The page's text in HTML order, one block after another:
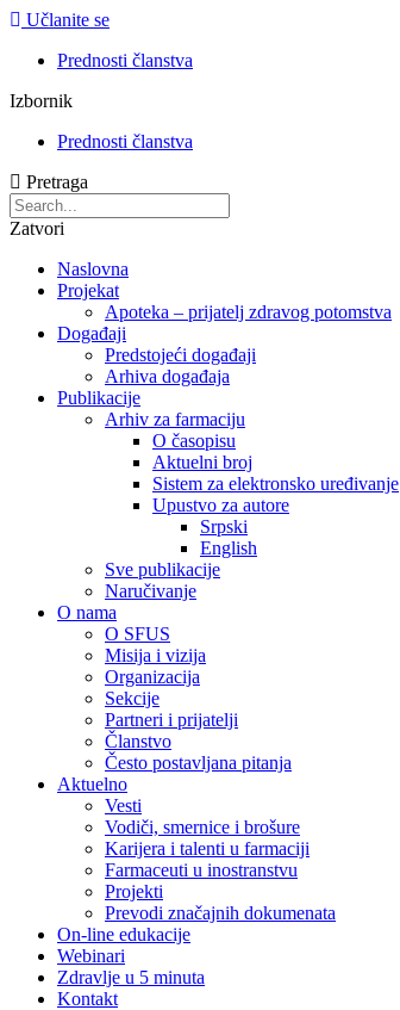
Učlanite se
Prednosti članstva
Izbornik
Prednosti članstva
Pretraga
Zatvori
Naslovna
Projekat
Apoteka – prijatelj zdravog potomstva
Događaji
Predstojeći događaji
Arhiva događaja
Publikacije
Arhiv za farmaciju
O časopisu
Aktuelni broj
Sistem za elektronsko uređivanje
Upustvo za autore
Srpski
English
Sve publikacije
Naručivanje
O nama
O SFUS
Misija i vizija
Organizacija
Sekcije
Partneri i prijatelji
Članstvo
Često postavljana pitanja
Aktuelno
Vesti
Vodiči, smernice i brošure
Karijera i talenti u farmaciji
Farmaceuti u inostranstvu
Projekti
Prevodi značajnih dokumenata
On-line edukacije
Webinari
Zdravlje u 5 minuta
Kontakt